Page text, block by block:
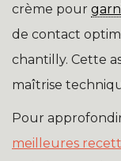
crème pour
de contact
chantilly. Cette
maîtrise
Pour
meilleures